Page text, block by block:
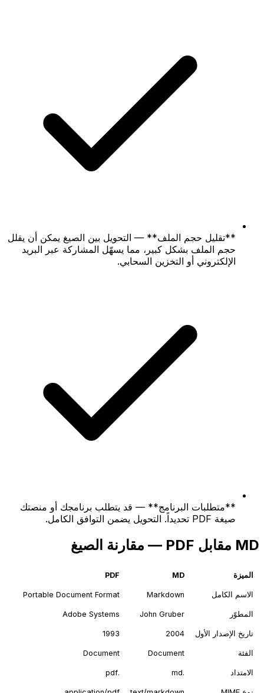
**تقليل حجم الملف** — التحويل بين الصيغ يمكن أن يقلل
حجم الملف بشكل كبير، مما يسهّل المشاركة عبر البريد
الإلكتروني أو التخزين السحابي.
**متطلبات البرنامج** — قد يتطلب برنامجك أو منصتك
صيغة PDF تحديداً. التحويل يضمن التوافق الكامل.
MD مقابل PDF — مقارنة الصيغ
الميزة MD
PDF
الاسم الكامل Markdown
Portable Document Format
المطوّر John Gruber
Adobe Systems
تاريخ الإصدار الأول 2004
1993
الفئة Document
Document
الامتداد .md
.pdf